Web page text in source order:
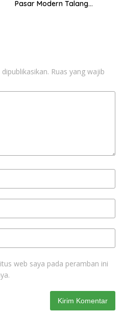
Pasar Modern Talang
Ruas yang wajib
web saya pada peramban ini